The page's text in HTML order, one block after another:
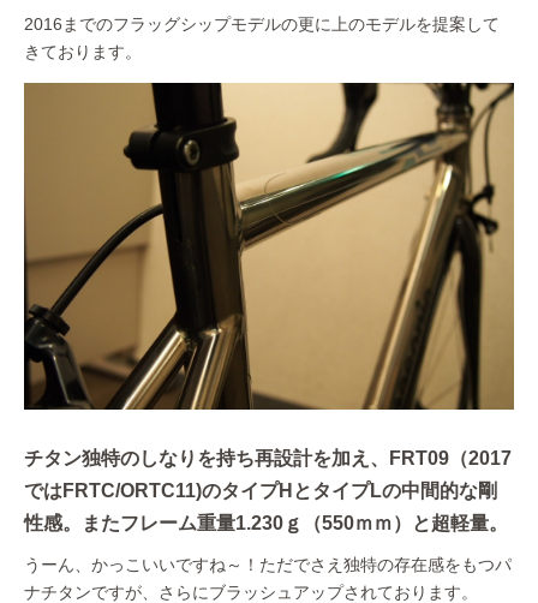
2016までのフラッグシップモデルの更に上のモデルを提案して
きております。
チタン独特のしなりを持ち再設計を加え、FRT09（2017
ではFRTC/ORTC11)のタイプHとタイプLの中間的な剛
性感。またフレーム重量1.230ｇ（550ｍｍ）と超軽量。
うーん、かっこいいですね～！ただでさえ独特の存在感をもつパ
ナチタンですが、さらにブラッシュアップされております。